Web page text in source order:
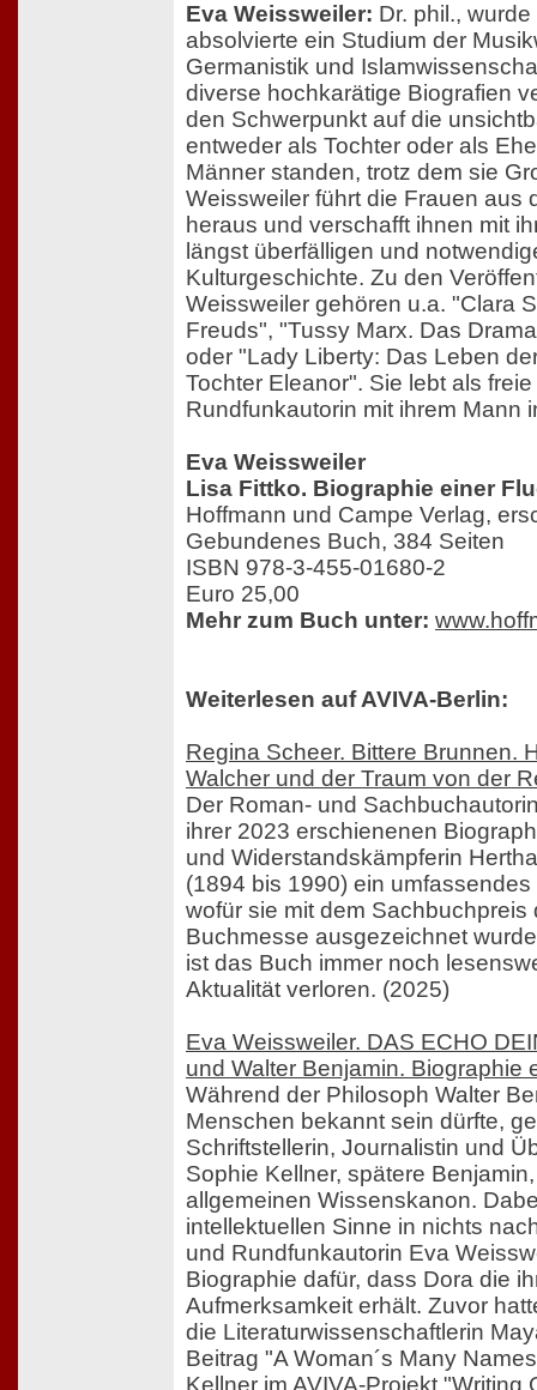
Eva Weissweiler: Dr. phil.,
absolvierte ein Studium der
Germanistik und
diverse hochkarätige Biografien
den Schwerpunkt auf die
entweder als Tochter oder als
Männer standen, trotz dem sie
Weissweiler führt die Frauen aus
heraus und verschafft ihnen mit
längst überfälligen und
Kulturgeschichte. Zu den
Weissweiler gehören u.a. "Clara
Freuds", "Tussy Marx. Das
oder "Lady Liberty: Das Leben
Tochter Eleanor". Sie lebt als
Rundfunkautorin mit ihrem Mann
Eva Weissweiler
Lisa Fittko. Biographie einer
Hoffmann und Campe Verlag,
Gebundenes Buch, 384 Seiten
ISBN 978-3-455-01680-2
Euro 25,00
Mehr zum Buch unter:
Weiterlesen auf AVIVA-Berlin:
Regina Scheer. Bittere Brunnen.
Walcher und der Traum von der
Der Roman- und
ihrer 2023 erschienenen
und Widerstandskämpferin
(1894 bis 1990) ein
wofür sie mit dem Sachbuchpreis
Buchmesse ausgezeichnet
ist das Buch immer noch
Aktualität verloren. (2025)
Eva Weissweiler. DAS ECHO
und Walter Benjamin. Biographie
Während der Philosoph Walter
Menschen bekannt sein dürfte,
Schriftstellerin, Journalistin und
Sophie Kellner, spätere
allgemeinen Wissenskanon.
intellektuellen Sinne in nichts
und Rundfunkautorin Eva
Biographie dafür, dass Dora die
Aufmerksamkeit erhält. Zuvor
die Literaturwissenschaftlerin
Beitrag "A Woman´s Many